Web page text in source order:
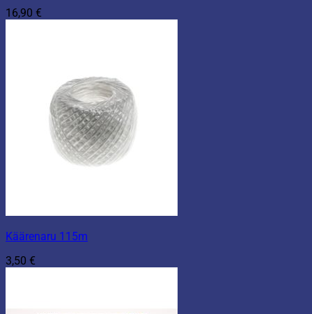
16,90 €
Käärenaru 115m
3,50 €